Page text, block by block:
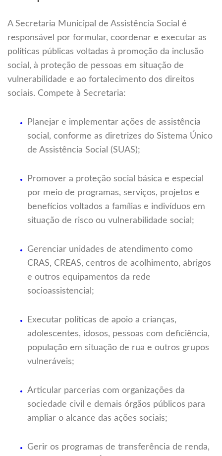
A Secretaria Municipal de Assistência Social é
responsável por formular, coordenar e executar as
políticas públicas voltadas à promoção da inclusão
social, à proteção de pessoas em situação de
vulnerabilidade e ao fortalecimento dos direitos
sociais. Compete à Secretaria:
Planejar e implementar ações de assistência
social, conforme as diretrizes do Sistema Único
de Assistência Social (SUAS);
Promover a proteção social básica e especial
por meio de programas, serviços, projetos e
benefícios voltados a famílias e indivíduos em
situação de risco ou vulnerabilidade social;
Gerenciar unidades de atendimento como
CRAS, CREAS, centros de acolhimento, abrigos
e outros equipamentos da rede
socioassistencial;
Executar políticas de apoio a crianças,
adolescentes, idosos, pessoas com deficiência,
população em situação de rua e outros grupos
vulneráveis;
Articular parcerias com organizações da
sociedade civil e demais órgãos públicos para
ampliar o alcance das ações sociais;
Gerir os programas de transferência de renda,